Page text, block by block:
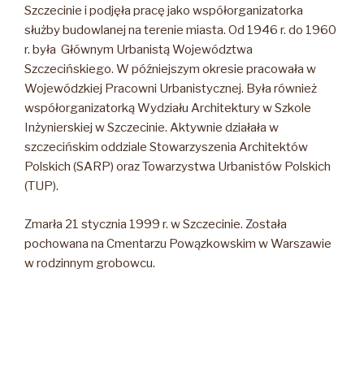
Szczecinie i podjęła pracę jako współorganizatorka
służby budowlanej na terenie miasta. Od 1946 r. do 1960
r. była Głównym Urbanistą Województwa
Szczecińskiego. W późniejszym okresie pracowała w
Wojewódzkiej Pracowni Urbanistycznej. Była również
współorganizatorką Wydziału Architektury w Szkole
Inżynierskiej w Szczecinie. Aktywnie działała w
szczecińskim oddziale Stowarzyszenia Architektów
Polskich (SARP) oraz Towarzystwa Urbanistów Polskich
(TUP).
Zmarła 21 stycznia 1999 r. w Szczecinie. Została
pochowana na Cmentarzu Powązkowskim w Warszawie
w rodzinnym grobowcu.